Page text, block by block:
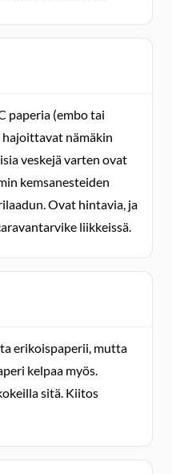
paperia (embo tai
nämäkin
veskejä varten ovat
kemsanesteiden
Ovat hintavia, ja
liikkeissä.
erikoispaperii, mutta
kelpaa myös.
sitä. Kiitos